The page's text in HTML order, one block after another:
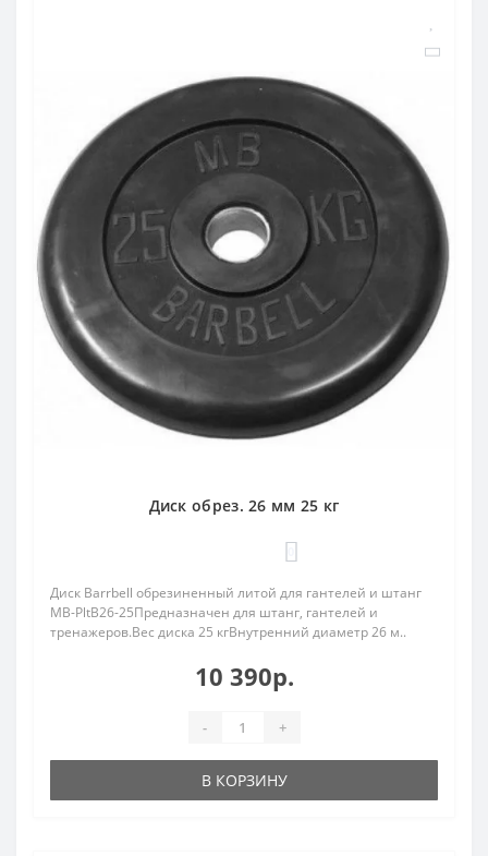
Диск обрез. 26 мм 25 кг
Диск Barrbell обрезиненный литой для гантелей и штанг
MB-PltB26-25Предназначен для штанг, гантелей и
тренажеров.Вес диска 25 кгВнутренний диаметр 26 м..
10 390р.
- +
В КОРЗИНУ